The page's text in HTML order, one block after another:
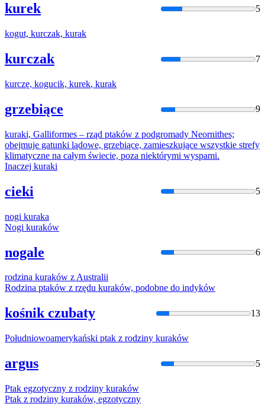
kurek 5
kogut, kurczak, kurak
kurczak 7
kurczę, kogucik, kurek, kurak
grzebiące 9
kuraki, Galliformes – rząd ptaków z podgromady Neornithes;
obejmuje gatunki lądowe, grzebiące, zamieszkujące wszystkie strefy
klimatyczne na całym świecie, poza niektórymi wyspami.
Inaczej kuraki
cieki 5
nogi kuraka
Nogi kuraków
nogale 6
rodzina kuraków z Australii
Rodzina ptaków z rzędu kuraków, podobne do indyków
kośnik czubaty 13
Południowoamerykański ptak z rodziny kuraków
argus 5
Ptak egzotyczny z rodziny kuraków
Ptak z rodziny kuraków, egzotyczny